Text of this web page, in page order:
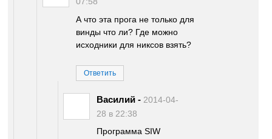
А что эта прога не только для
винды что ли? Где можно
исходники для никсов взять?
Ответить
Василий - 2014-04-
28 в 22:38
Программа SIW